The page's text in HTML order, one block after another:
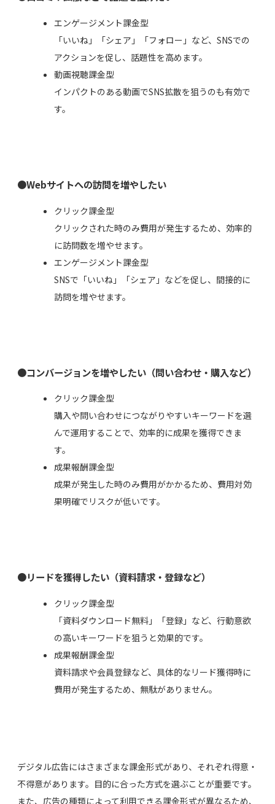
エンゲージメント課金型
「いいね」「シェア」「フォロー」など、SNSでの
アクションを促し、話題性を高めます。
動画視聴課金型
インパクトのある動画でSNS拡散を狙うのも有効で
す。
●Webサイトへの訪問を増やしたい
クリック課金型
クリックされた時のみ費用が発生するため、効率的
に訪問数を増やせます。
エンゲージメント課金型
SNSで「いいね」「シェア」などを促し、間接的に
訪問を増やせます。
●コンバージョンを増やしたい（問い合わせ・購入など）
クリック課金型
購入や問い合わせにつながりやすいキーワードを選
んで運用することで、効率的に成果を獲得できま
す。
成果報酬課金型
成果が発生した時のみ費用がかかるため、費用対効
果明確でリスクが低いです。
●リードを獲得したい（資料請求・登録など）
クリック課金型
「資料ダウンロード無料」「登録」など、行動意欲
の高いキーワードを狙うと効果的です。
成果報酬課金型
資料請求や会員登録など、具体的なリード獲得時に
費用が発生するため、無駄がありません。
デジタル広告にはさまざまな課金形式があり、それぞれ得意・
不得意があります。目的に合った方式を選ぶことが重要です。
また、広告の種類によって利用できる課金形式が異なるため、